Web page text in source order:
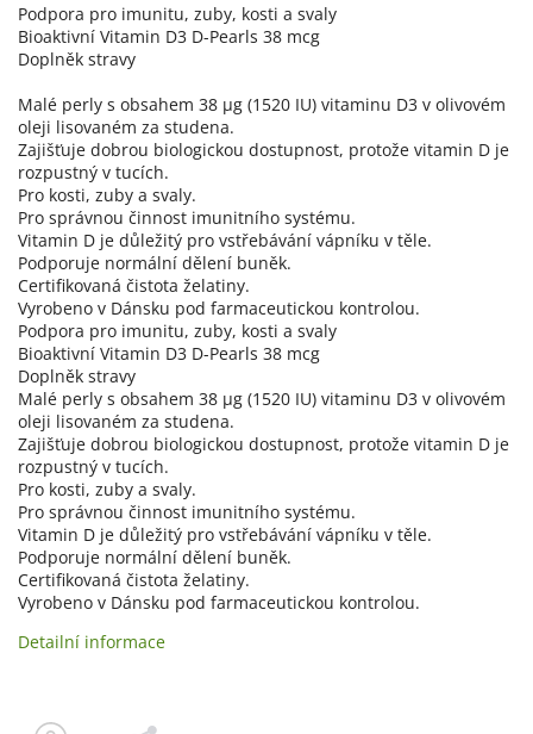
Podpora pro imunitu, zuby, kosti a svaly
Bioaktivní Vitamin D3 D-Pearls 38 mcg
Doplněk stravy
Malé perly s obsahem 38 µg (1520 IU) vitaminu D3 v olivovém
oleji lisovaném za studena.
Zajišťuje dobrou biologickou dostupnost, protože vitamin D je
rozpustný v tucích.
Pro kosti, zuby a svaly.
Pro správnou činnost imunitního systému.
Vitamin D je důležitý pro vstřebávání vápníku v těle.
Podporuje normální dělení buněk.
Certifikovaná čistota želatiny.
Vyrobeno v Dánsku pod farmaceutickou kontrolou.
Podpora pro imunitu, zuby, kosti a svaly
Bioaktivní Vitamin D3 D-Pearls 38 mcg
Doplněk stravy
Malé perly s obsahem 38 µg (1520 IU) vitaminu D3 v olivovém
oleji lisovaném za studena.
Zajišťuje dobrou biologickou dostupnost, protože vitamin D je
rozpustný v tucích.
Pro kosti, zuby a svaly.
Pro správnou činnost imunitního systému.
Vitamin D je důležitý pro vstřebávání vápníku v těle.
Podporuje normální dělení buněk.
Certifikovaná čistota želatiny.
Vyrobeno v Dánsku pod farmaceutickou kontrolou.
Detailní informace